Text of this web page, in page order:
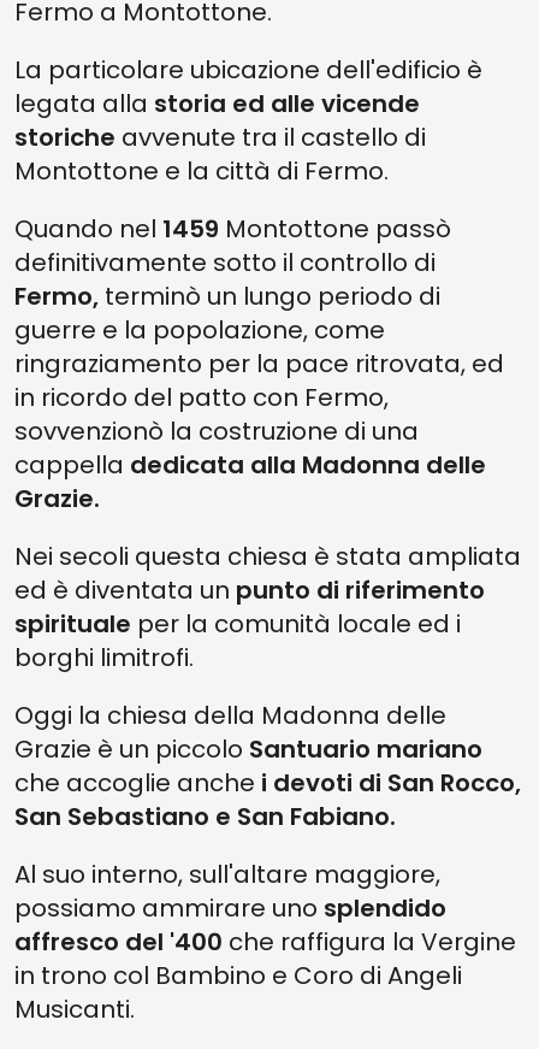
Fermo a Montottone.
La particolare ubicazione dell'edificio è
legata alla storia ed alle vicende
storiche avvenute tra il castello di
Montottone e la città di Fermo.
Quando nel 1459 Montottone passò
definitivamente sotto il controllo di
Fermo, terminò un lungo periodo di
guerre e la popolazione, come
ringraziamento per la pace ritrovata, ed
in ricordo del patto con Fermo,
sovvenzionò la costruzione di una
cappella dedicata alla Madonna delle
Grazie.
Nei secoli questa chiesa è stata ampliata
ed è diventata un punto di riferimento
spirituale per la comunità locale ed i
borghi limitrofi.
Oggi la chiesa della Madonna delle
Grazie è un piccolo Santuario mariano
che accoglie anche i devoti di San Rocco,
San Sebastiano e San Fabiano.
Al suo interno, sull'altare maggiore,
possiamo ammirare uno splendido
affresco del '400 che raffigura la Vergine
in trono col Bambino e Coro di Angeli
Musicanti.